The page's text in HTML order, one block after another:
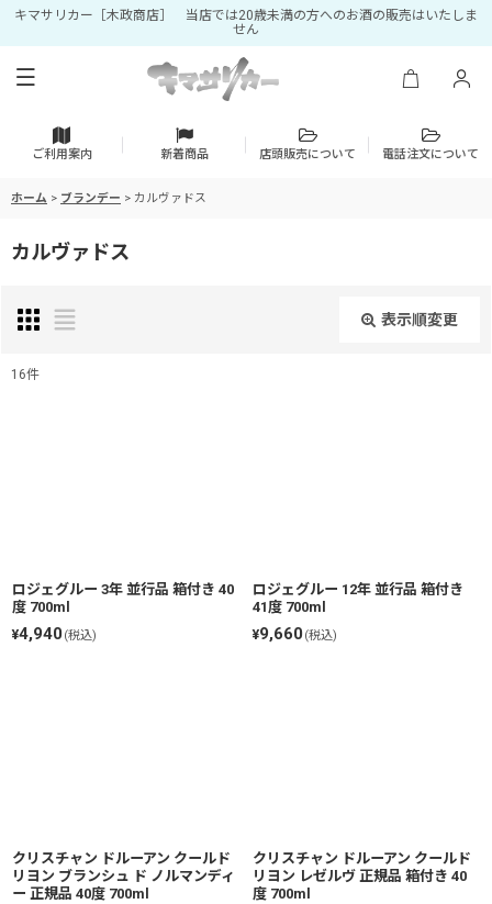
キマサリカー［木政商店］ 当店では20歳未満の方へのお酒の販売はいたしま
せん
ご利用案内 新着商品 店頭販売について 電話注文について
ホーム > ブランデー > カルヴァドス
カルヴァドス
表示順変更
16件
ロジェグルー 3年 並行品 箱付き 40
度 700ml
¥4,940(税込)
ロジェグルー 12年 並行品 箱付き
41度 700ml
¥9,660(税込)
クリスチャン ドルーアン クールド
リヨン ブランシュ ド ノルマンディ
ー 正規品 40度 700ml
クリスチャン ドルーアン クールド
リヨン レゼルヴ 正規品 箱付き 40
度 700ml